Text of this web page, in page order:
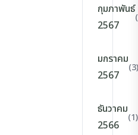
กุมภาพันธ์
2567
มกราคม
2567
(3)
ธันวาคม
2566
(1)